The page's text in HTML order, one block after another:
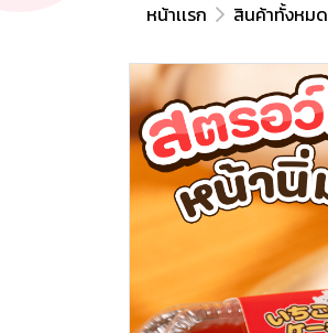
หน้าเเรก สินค้าทั้งหมด